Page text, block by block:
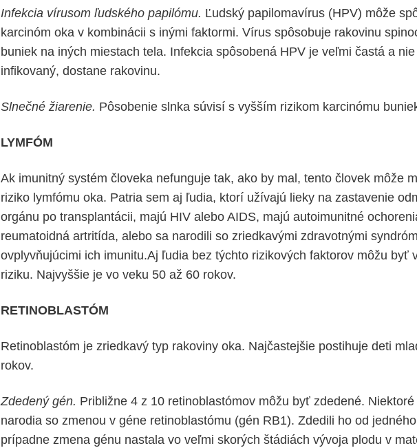
Infekcia vírusom ľudského papilómu. Ľudský papilomavírus (HPV) môže
karcinóm oka v kombinácii s inými faktormi. Vírus spôsobuje rakovinu
buniek na iných miestach tela. Infekcia spôsobená HPV je veľmi častá a
infikovaný, dostane rakovinu.
Slnečné žiarenie. Pôsobenie slnka súvisí s vyšším rizikom karcinómu
LYMFÓM
Ak imunitný systém človeka nefunguje tak, ako by mal, tento človek môže
riziko lymfómu oka. Patria sem aj ľudia, ktorí užívajú lieky na zastavenie
orgánu po transplantácii, majú HIV alebo AIDS, majú autoimunitné
reumatoidná artritída, alebo sa narodili so zriedkavými zdravotnými
ovplyvňujúcimi ich imunitu.Aj ľudia bez týchto rizikových faktorov môžu byť
riziku. Najvyššie je vo veku 50 až 60 rokov.
RETINOBLASTÓM
Retinoblastóm je zriedkavý typ rakoviny oka. Najčastejšie postihuje deti
rokov.
Zdedený gén. Približne 4 z 10 retinoblastómov môžu byť zdedené.
narodia so zmenou v géne retinoblastómu (gén RB1). Zdedili ho od
prípadne zmena génu nastala vo veľmi skorých štádiách vývoja plodu v